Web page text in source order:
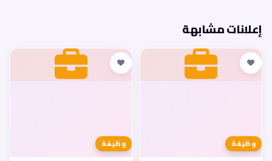
إعلانات مشابهة
وظيفة وظيفة